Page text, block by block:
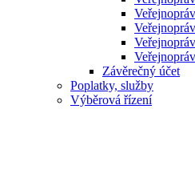
Závěrečný účet
Poplatky, služby
Výběrová řízení